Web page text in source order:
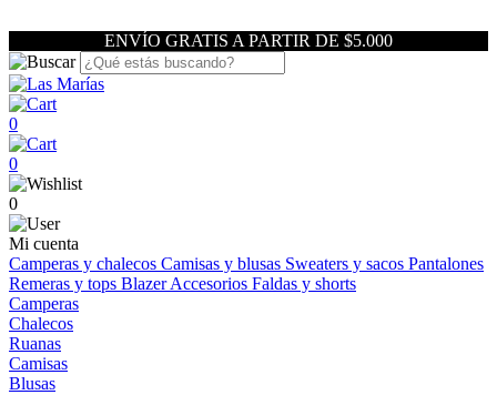
ENVÍO GRATIS A PARTIR DE $5.000
0
0
0
Mi cuenta
Camperas y chalecos Camisas y blusas Sweaters y sacos Pantalones
Remeras y tops BlazerAccesorios Faldas y shorts
Camperas
Chalecos
Ruanas
Camisas
Blusas